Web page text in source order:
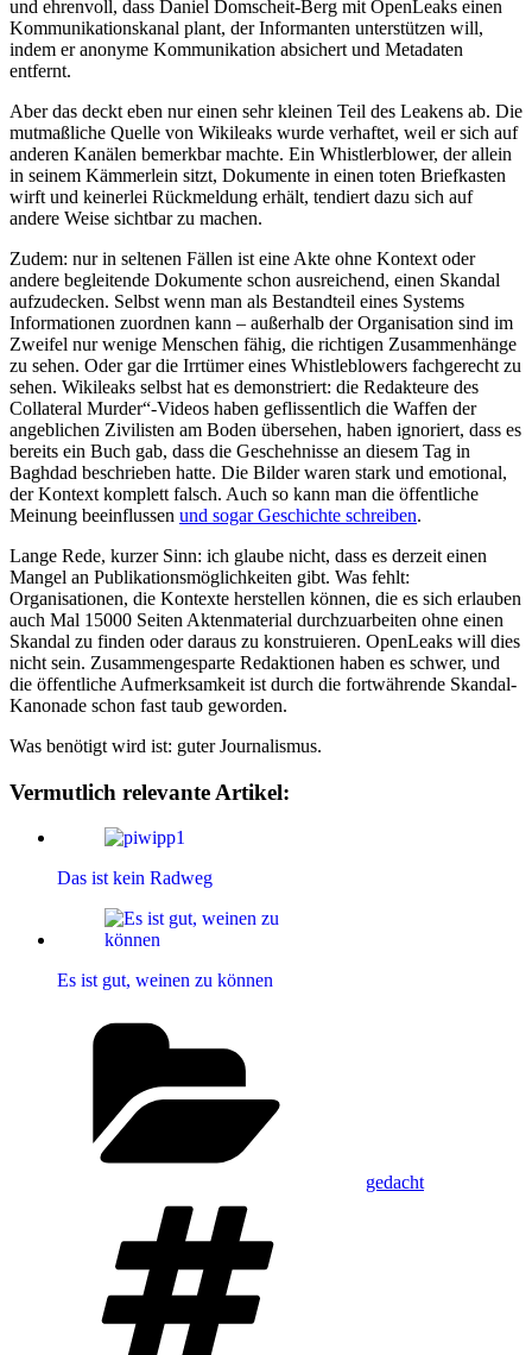
und ehrenvoll, dass Daniel Domscheit-Berg mit OpenLeaks einen
Kommunikationskanal plant, der Informanten unterstützen will,
indem er anonyme Kommunikation absichert und Metadaten
entfernt.
Aber das deckt eben nur einen sehr kleinen Teil des Leakens ab. Die
mutmaßliche Quelle von Wikileaks wurde verhaftet, weil er sich auf
anderen Kanälen bemerkbar machte. Ein Whistlerblower, der allein
in seinem Kämmerlein sitzt, Dokumente in einen toten Briefkasten
wirft und keinerlei Rückmeldung erhält, tendiert dazu sich auf
andere Weise sichtbar zu machen.
Zudem: nur in seltenen Fällen ist eine Akte ohne Kontext oder
andere begleitende Dokumente schon ausreichend, einen Skandal
aufzudecken. Selbst wenn man als Bestandteil eines Systems
Informationen zuordnen kann – außerhalb der Organisation sind im
Zweifel nur wenige Menschen fähig, die richtigen Zusammenhänge
zu sehen. Oder gar die Irrtümer eines Whistleblowers fachgerecht zu
sehen. Wikileaks selbst hat es demonstriert: die Redakteure des
Collateral Murder“-Videos haben geflissentlich die Waffen der
angeblichen Zivilisten am Boden übersehen, haben ignoriert, dass es
bereits ein Buch gab, dass die Geschehnisse an diesem Tag in
Baghdad beschrieben hatte. Die Bilder waren stark und emotional,
der Kontext komplett falsch. Auch so kann man die öffentliche
Meinung beeinflussen und sogar Geschichte schreiben.
Lange Rede, kurzer Sinn: ich glaube nicht, dass es derzeit einen
Mangel an Publikationsmöglichkeiten gibt. Was fehlt:
Organisationen, die Kontexte herstellen können, die es sich erlauben
auch Mal 15000 Seiten Aktenmaterial durchzuarbeiten ohne einen
Skandal zu finden oder daraus zu konstruieren. OpenLeaks will dies
nicht sein. Zusammengesparte Redaktionen haben es schwer, und
die öffentliche Aufmerksamkeit ist durch die fortwährende Skandal-
Kanonade schon fast taub geworden.
Was benötigt wird ist: guter Journalismus.
Vermutlich relevante Artikel:
Das ist kein Radweg
Es ist gut, weinen zu können
gedacht